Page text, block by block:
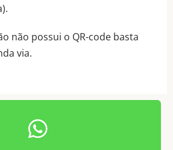
não possui o QR-code basta
via.